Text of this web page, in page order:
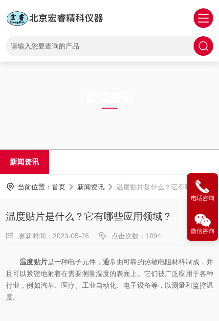
新闻资讯
当前位置： 首页 新闻资讯 温度贴片是什么？它有哪些应用领域？
温度贴片是什么？它有哪些应用领域？
更新时间：2023-05-26 点击次数：1094
温度贴片是一种电子元件，通常由可靠的热敏电阻材料制成，并
且可以紧密地附着在需要测量温度的表面上。它们被广泛应用于各种
行业，例如汽车、医疗、工业自动化、电子设备等，以测量和监控温
度。
电话咨询
微信咨询